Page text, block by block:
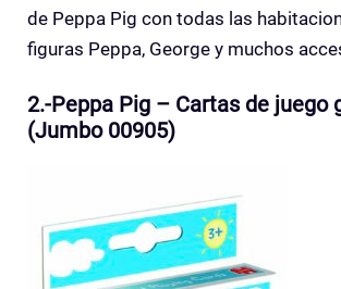
de Peppa Pig con todas las
figuras Peppa, George y muchos
2.-Peppa Pig – Cartas de juego
(Jumbo 00905)